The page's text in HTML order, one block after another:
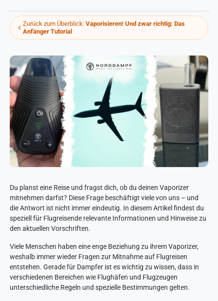
Zurück zum Überblick: Vaporisieren! Und zwar richtig: Das
Anfänger Tutorial
Du planst eine Reise und fragst dich, ob du deinen Vaporizer
mitnehmen darfst? Diese Frage beschäftigt viele von uns – und
die Antwort ist nicht immer eindeutig. In diesem Artikel findest du
speziell für Flugreisende relevante Informationen und Hinweise zu
den aktuellen Vorschriften.
Viele Menschen haben eine enge Beziehung zu ihrem Vaporizer,
weshalb immer wieder Fragen zur Mitnahme auf Flugreisen
entstehen. Gerade für Dampfer ist es wichtig zu wissen, dass in
verschiedenen Bereichen wie Flughäfen und Flugzeugen
unterschiedliche Regeln und spezielle Bestimmungen gelten.